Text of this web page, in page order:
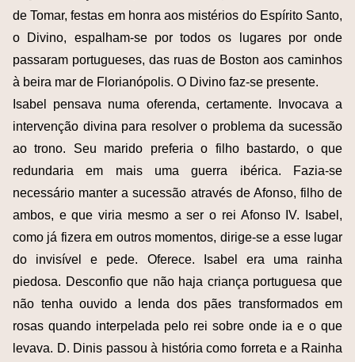
de Tomar, festas em honra aos mistérios do Espírito Santo,
o Divino, espalham-se por todos os lugares por onde
passaram portugueses, das ruas de Boston aos caminhos
à beira mar de Florianópolis. O Divino faz-se presente.
Isabel pensava numa oferenda, certamente. Invocava a
intervenção divina para resolver o problema da sucessão
ao trono. Seu marido preferia o filho bastardo, o que
redundaria em mais uma guerra ibérica. Fazia-se
necessário manter a sucessão através de Afonso, filho de
ambos, e que viria mesmo a ser o rei Afonso IV. Isabel,
como já fizera em outros momentos, dirige-se a esse lugar
do invisível e pede. Oferece. Isabel era uma rainha
piedosa. Desconfio que não haja criança portuguesa que
não tenha ouvido a lenda dos pães transformados em
rosas quando interpelada pelo rei sobre onde ia e o que
levava. D. Dinis passou à história como forreta e a Rainha